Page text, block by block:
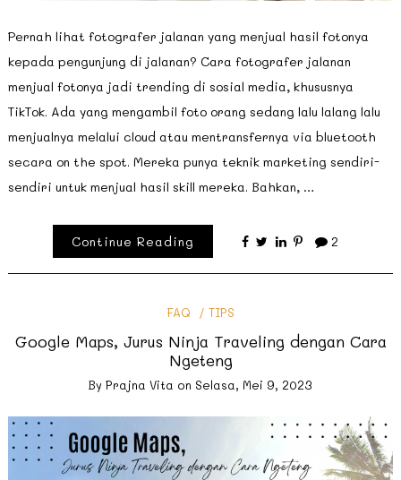
Pernah lihat fotografer jalanan yang menjual hasil fotonya
kepada pengunjung di jalanan? Cara fotografer jalanan
menjual fotonya jadi trending di sosial media, khususnya
TikTok. Ada yang mengambil foto orang sedang lalu lalang lalu
menjualnya melalui cloud atau mentransfernya via bluetooth
secara on the spot. Mereka punya teknik marketing sendiri-
sendiri untuk menjual hasil skill mereka. Bahkan, …
Continue Reading 2
FAQ TIPS
Google Maps, Jurus Ninja Traveling dengan Cara
Ngeteng
By Prajna Vita on Selasa, Mei 9, 2023